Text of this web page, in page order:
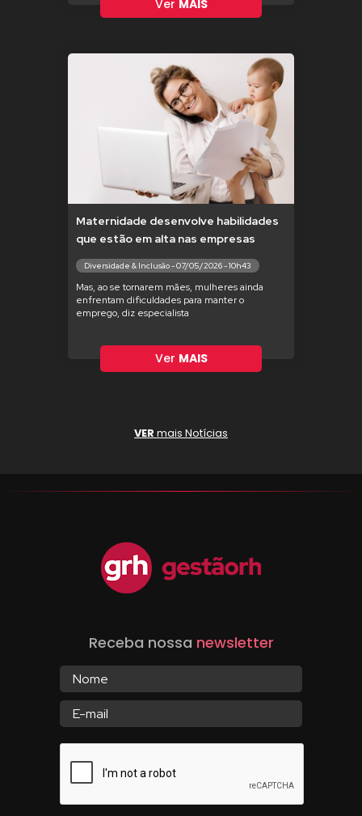
Ver MAIS
Maternidade desenvolve habilidades
que estão em alta nas empresas
Diversidade & Inclusão - 07/05/2026 - 10h43
Mas, ao se tornarem mães, mulheres ainda
enfrentam dificuldades para manter o
emprego, diz especialista
Ver MAIS
VER mais Notícias
Receba nossa newsletter